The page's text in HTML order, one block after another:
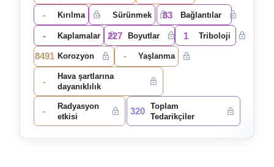
- Kırılma - Sürünmek 83 Bağlantılar
- Kaplamalar 227 Boyutlar 1 Triboloji
8491 Korozyon - Yaşlanma
-
Hava şartlarına
dayanıklılık
-
Radyasyon
etkisi
320
Toplam
Tedarikçiler